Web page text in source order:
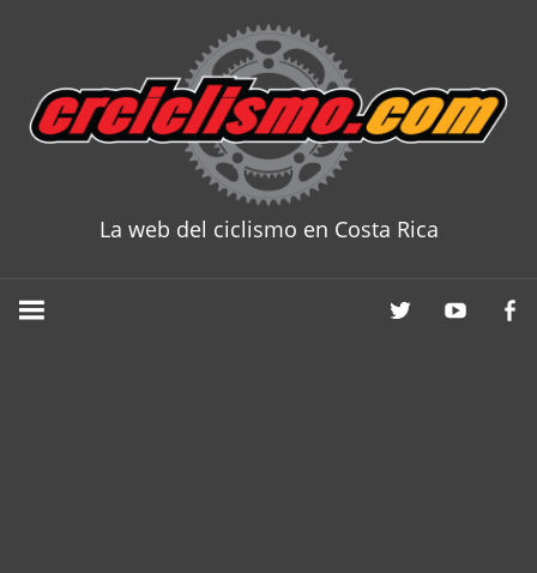
content
La web del ciclismo en Costa Rica